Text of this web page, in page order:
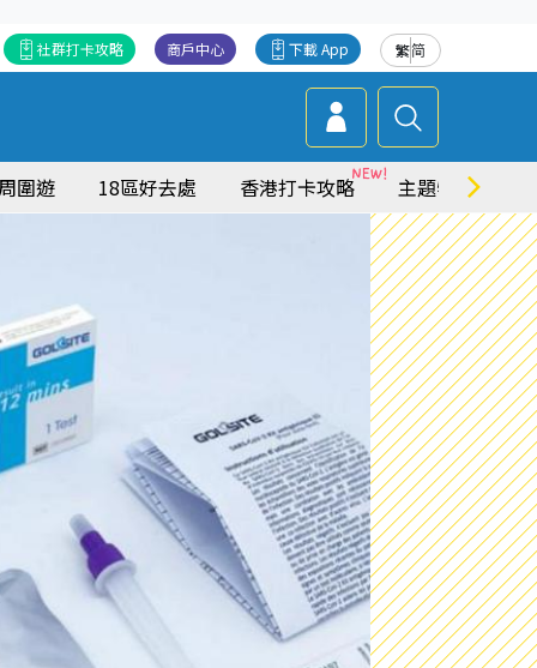
繁简
下載 App
商戶中心
社群打卡攻略
圍遊 18區好去處 香港打卡攻略 主題特集